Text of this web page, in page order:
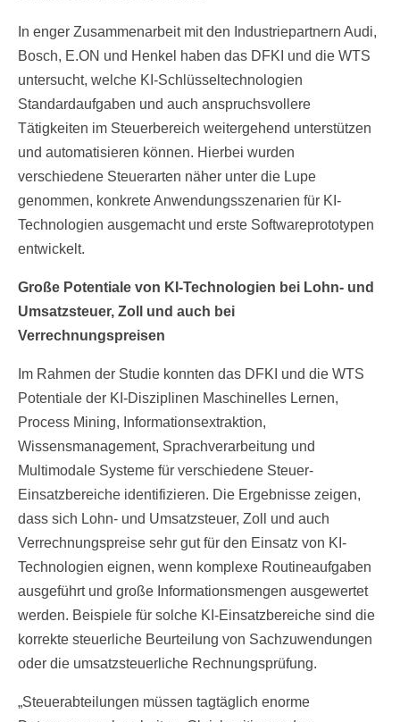
In enger Zusammenarbeit mit den Industriepartnern Audi,
Bosch, E.ON und Henkel haben das DFKI und die WTS
untersucht, welche KI-Schlüsseltechnologien
Standardaufgaben und auch anspruchsvollere
Tätigkeiten im Steuerbereich weitergehend unterstützen
und automatisieren können. Hierbei wurden
verschiedene Steuerarten näher unter die Lupe
genommen, konkrete Anwendungsszenarien für KI-
Technologien ausgemacht und erste Softwareprototypen
entwickelt.
Große Potentiale von KI-Technologien bei Lohn- und
Umsatzsteuer, Zoll und auch bei
Verrechnungspreisen
Im Rahmen der Studie konnten das DFKI und die WTS
Potentiale der KI-Disziplinen Maschinelles Lernen,
Process Mining, Informationsextraktion,
Wissensmanagement, Sprachverarbeitung und
Multimodale Systeme für verschiedene Steuer-
Einsatzbereiche identifizieren. Die Ergebnisse zeigen,
dass sich Lohn- und Umsatzsteuer, Zoll und auch
Verrechnungspreise sehr gut für den Einsatz von KI-
Technologien eignen, wenn komplexe Routineaufgaben
ausgeführt und große Informationsmengen ausgewertet
werden. Beispiele für solche KI-Einsatzbereiche sind die
korrekte steuerliche Beurteilung von Sachzuwendungen
oder die umsatzsteuerliche Rechnungsprüfung.
„Steuerabteilungen müssen tagtäglich enorme